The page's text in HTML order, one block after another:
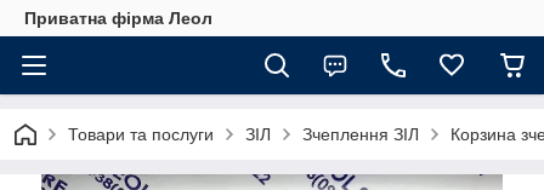
Приватна фірма Леол
Товари та послуги ЗІЛ Зчеплення ЗІЛ Корзина